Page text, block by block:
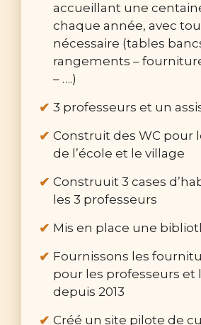
accueillant une
chaque année, avec
nécessaire (tables
rangements –
– ….)
3 professeurs et un
Construit des WC pour
de l’école et le village
Construuit 3 cases
les 3 professeurs
Mis en place une
Fournissons les
pour les professeurs et
depuis 2013
Créé un site pilote de